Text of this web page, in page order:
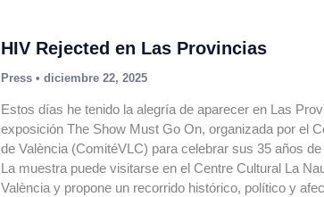
HIV Rejected en Las Provincias
Press •diciembre 22, 2025
Estos días he tenido la alegría de aparecer en Las
exposición The Show Must Go On, organizada por el
de València (ComitéVLC) para celebrar sus 35 años
La muestra puede visitarse en el Centre Cultural La
València y propone un recorrido histórico, político y